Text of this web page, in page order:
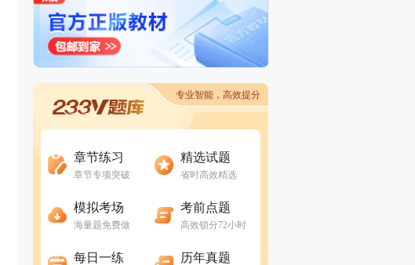
专业智能，高效提分
章节练习
章节专项突破
精选试题
省时高效精选
模拟考场
海量题免费做
考前点题
高效锁分72小时
每日一练 历年真题